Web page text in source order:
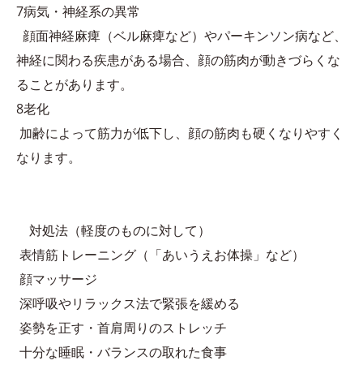
7病気・神経系の異常
顔面神経麻痺（ベル麻痺など）やパーキンソン病など、
神経に関わる疾患がある場合、顔の筋肉が動きづらくな
ることがあります。
8老化
加齢によって筋力が低下し、顔の筋肉も硬くなりやすく
なります。
対処法（軽度のものに対して）
表情筋トレーニング（「あいうえお体操」など）
顔マッサージ
深呼吸やリラックス法で緊張を緩める
姿勢を正す・首肩周りのストレッチ
十分な睡眠・バランスの取れた食事